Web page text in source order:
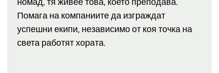
Помага на компаниите да изграждат
успешни екипи, независимо от коя точка на
света работят хората.